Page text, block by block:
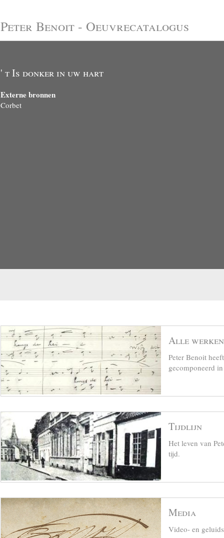
Peter Benoit - Oeuvrecatalogus
' t Is donker in uw hart
Externe bronnen
Corbet
Alle werken
Peter Benoit
gecomponeerd
Tijdlijn
Het leven van
tijd.
Media
Video- en